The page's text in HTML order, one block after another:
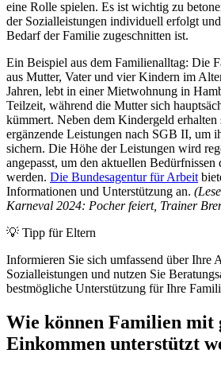
eine Rolle spielen. Es ist wichtig zu
der Sozialleistungen individuell erfolgt
Bedarf der Familie zugeschnitten ist.
Ein Beispiel aus dem Familienalltag: Die
aus Mutter, Vater und vier Kindern im
Jahren, lebt in einer Mietwohnung in
Teilzeit, während die Mutter sich
kümmert. Neben dem Kindergeld erhalten
ergänzende Leistungen nach SGB II, um
sichern. Die Höhe der Leistungen wird
angepasst, um den aktuellen Bedürfnissen
werden. Die Bundesagentur für Arbeit
Informationen und Unterstützung an.
Karneval 2024: Pocher feiert, Trainer
💡 Tipp für Eltern
Informieren Sie sich umfassend über Ihre
Sozialleistungen und nutzen Sie
bestmögliche Unterstützung für Ihre
Wie können Familien mit
Einkommen unterstützt